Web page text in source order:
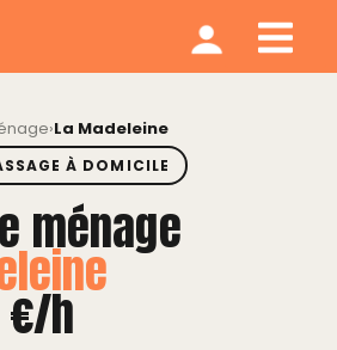
›La Madeleine
À DOMICILE
ménage
€/h